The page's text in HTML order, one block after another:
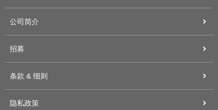
公司简介
招募
条款 & 细则
隐私政策